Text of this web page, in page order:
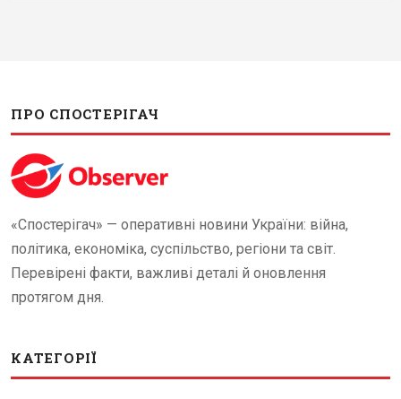
ПРО СПОСТЕРІГАЧ
«Спостерігач» — оперативні новини України: війна,
політика, економіка, суспільство, регіони та світ.
Перевірені факти, важливі деталі й оновлення
протягом дня.
КАТЕГОРІЇ